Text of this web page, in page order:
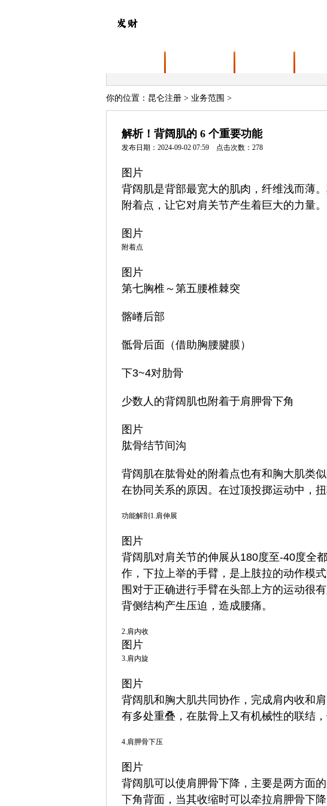
你的位置： 昆仑注册 > 业务范围 >
解析！背阔肌的 6 个重要功能
发布日期：2024-09-02 07:59 点击次数：278
图片
背阔肌是背部最宽大的肌肉，纤维浅而薄
附着点，让它对肩关节产生着巨大的力量。
图片
附着点
图片
第七胸椎～第五腰椎棘突
髂嵴后部
骶骨后面（借助胸腰腱膜）
下3~4对肋骨
少数人的背阔肌也附着于肩胛骨下角
图片
肱骨结节间沟
背阔肌在肱骨处的附着点也有和胸大肌类
在协同关系的原因。在过顶投掷运动中，扭
功能解剖1.肩伸展
图片
背阔肌对肩关节的伸展从180度至-40度全
作，下拉上举的手臂，是上肢拉的动作模
围对于正确进行手臂在头部上方的运动很
背侧结构产生压迫，造成腰痛。
2.肩内收
图片
3.肩内旋
图片
背阔肌和胸大肌共同协作，完成肩内收和
有多处重叠，在肱骨上又有机械性的联结
4.肩胛骨下压
图片
背阔肌可以使肩胛骨下降，主要是两方面
下角背面，当其收缩时可以牵拉肩胛骨下